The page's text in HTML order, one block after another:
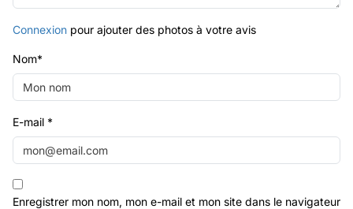
Connexion pour ajouter des photos à votre avis
Nom*
E-mail *
Enregistrer mon nom, mon e-mail et mon site dans le navigateur